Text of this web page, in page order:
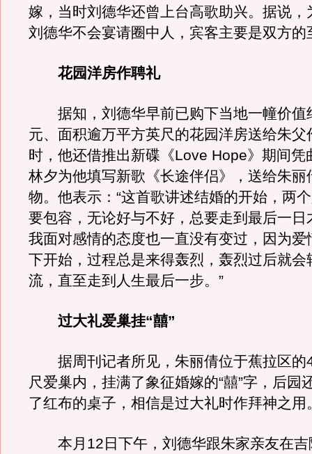
嫁，当时刘德华还曾上台高歌助兴。据说，
刘德华不会宴请圈中人，宾客主要是双方的
花园洋房作聘礼
据知，刘德华早前已购下当地一幢价值
元、面积逾万平方英尺的花园洋房送给朱父
时，他还借推出新碟《Love Hope》期间凭
林夕为他填写新歌《长途伴侣》，送给朱丽
物。他表示：“这首歌讲述结婚的开始，两
要包容，无论好与不好，总要走到最后一日
我面对感情的态度也一直没有变过，因为爱
下开始，过程总是来得轰烈，轰烈过后就会
流，直至走到人生最后一步。”
过大礼爱巢挂“囍”
据周刊记者所见，朱丽倩位于蕉拉区的
尺爱巢内，挂满了象征婚嫁的“囍”字，后园
了红布的桌子，相信是过大礼时作拜神之用
本月12日下午，刘德华跟朱家亲友在吉